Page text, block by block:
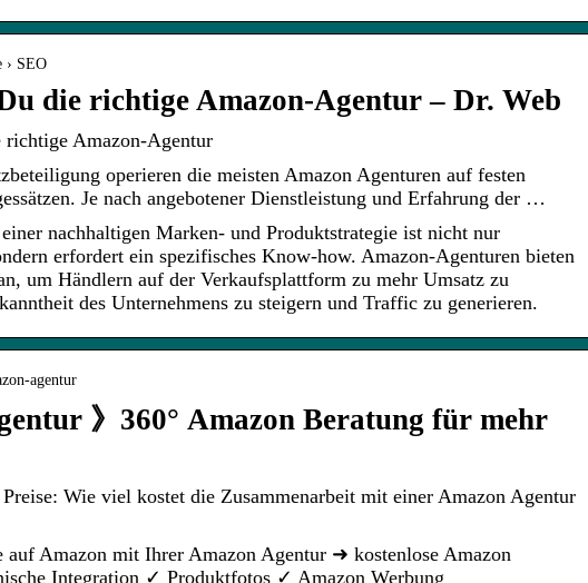
› SEO
die richtige Amazon-Agentur – Dr. Web
richtige Amazon-Agentur
operieren die meisten Amazon Agenturen auf festen
Je nach angebotener Dienstleistung und Erfahrung der …
nachhaltigen Marken- und Produktstrategie ist nicht nur
erfordert ein spezifisches Know-how. Amazon-Agenturen bieten
um Händlern auf der Verkaufsplattform zu mehr Umsatz zu
des Unternehmens zu steigern und Traffic zu generieren.
agentur
》360° Amazon Beratung für mehr
Wie viel kostet die Zusammenarbeit mit einer Amazon Agentur
Amazon mit Ihrer Amazon Agentur ➜ kostenlose Amazon
Integration ✓ Produktfotos ✓ Amazon Werbung